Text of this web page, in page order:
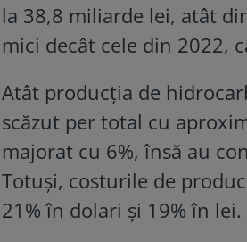
la 38,8 miliarde lei, atât
mici decât cele din 2022,
Atât producția de
scăzut per total cu
majorat cu 6%, însă au
Totuși, costurile de
21% în dolari și 19% în lei.